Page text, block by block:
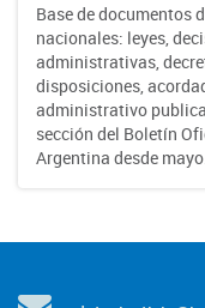
Base de documentos
nacionales: leyes,
administrativas,
disposiciones,
administrativo
sección del Boletín
Argentina desde